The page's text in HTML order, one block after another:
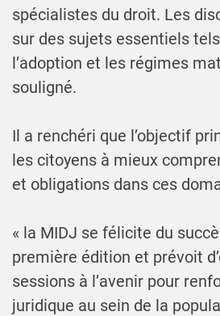
spécialistes du droit. Les
sur des sujets essentiels
l’adoption et les régimes
souligné.
Il a renchéri que l’objectif
les citoyens à mieux
et obligations dans ces
« la MIDJ se félicite du
première édition et prévoit
sessions à l’avenir pour
juridique au sein de la